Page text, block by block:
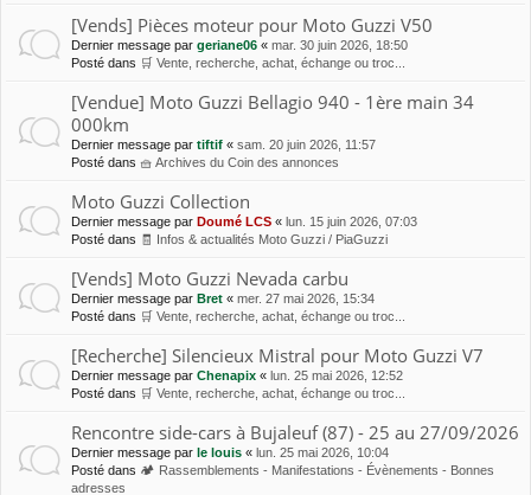
[Vends] Pièces moteur pour Moto Guzzi V50
Dernier message par geriane06 « mar. 30 juin 2026, 18:50
Posté dans 🛒 Vente, recherche, achat, échange ou troc...
[Vendue] Moto Guzzi Bellagio 940 - 1ère main 34
000km
Dernier message par tiftif « sam. 20 juin 2026, 11:57
Posté dans 🧺 Archives du Coin des annonces
Moto Guzzi Collection
Dernier message par Doumé LCS « lun. 15 juin 2026, 07:03
Posté dans 🧾 Infos & actualités Moto Guzzi / PiaGuzzi
[Vends] Moto Guzzi Nevada carbu
Dernier message par Bret « mer. 27 mai 2026, 15:34
Posté dans 🛒 Vente, recherche, achat, échange ou troc...
[Recherche] Silencieux Mistral pour Moto Guzzi V7
Dernier message par Chenapix « lun. 25 mai 2026, 12:52
Posté dans 🛒 Vente, recherche, achat, échange ou troc...
Rencontre side-cars à Bujaleuf (87) - 25 au 27/09/2026
Dernier message par le louis « lun. 25 mai 2026, 10:04
Posté dans 🏕 Rassemblements - Manifestations - Évènements - Bonnes
adresses